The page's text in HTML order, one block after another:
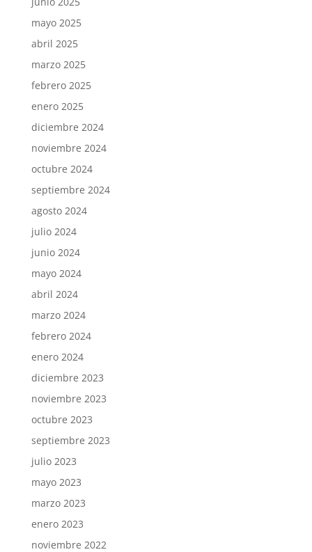
mayo 2025
abril 2025
marzo 2025
febrero 2025
enero 2025
diciembre 2024
noviembre 2024
octubre 2024
septiembre 2024
agosto 2024
julio 2024
junio 2024
mayo 2024
abril 2024
marzo 2024
febrero 2024
enero 2024
diciembre 2023
noviembre 2023
octubre 2023
septiembre 2023
julio 2023
mayo 2023
marzo 2023
enero 2023
noviembre 2022